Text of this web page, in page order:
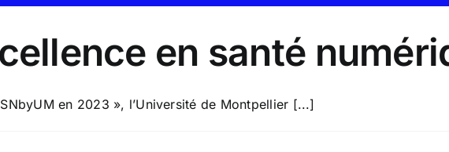
en santé
en 2023 », l’Université de Montpellier [...]